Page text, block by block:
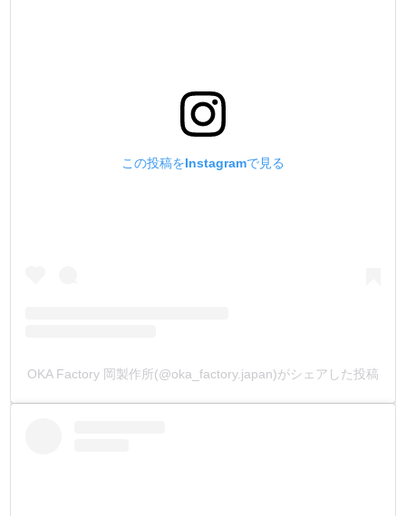
この投稿をInstagramで見る
OKA Factory 岡製作所(@oka_factory.japan)がシェアした投稿